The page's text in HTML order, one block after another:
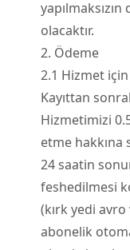
olacaktır.
2. Ödeme
2.1 Hizmet
Kayıttan
Hizmetimizi
etme hakkına
24 saatin
feshedilmesi
(kırk yedi
abonelik